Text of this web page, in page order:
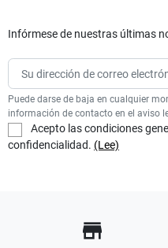
Infórmese de nuestras últimas
Puede darse de baja en cualquier
información de contacto en el aviso
Acepto las condiciones
confidencialidad. (Lee)
store